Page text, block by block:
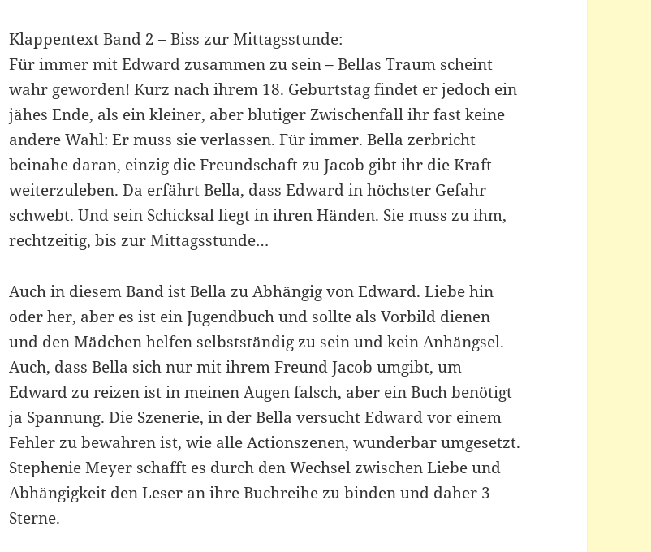
Klappentext Band 2 – Biss zur Mittagsstunde:
Für immer mit Edward zusammen zu sein – Bellas Traum scheint
wahr geworden! Kurz nach ihrem 18. Geburtstag findet er jedoch ein
jähes Ende, als ein kleiner, aber blutiger Zwischenfall ihr fast keine
andere Wahl: Er muss sie verlassen. Für immer. Bella zerbricht
beinahe daran, einzig die Freundschaft zu Jacob gibt ihr die Kraft
weiterzuleben. Da erfährt Bella, dass Edward in höchster Gefahr
schwebt. Und sein Schicksal liegt in ihren Händen. Sie muss zu ihm,
rechtzeitig, bis zur Mittagsstunde…
Auch in diesem Band ist Bella zu Abhängig von Edward. Liebe hin
oder her, aber es ist ein Jugendbuch und sollte als Vorbild dienen
und den Mädchen helfen selbstständig zu sein und kein Anhängsel.
Auch, dass Bella sich nur mit ihrem Freund Jacob umgibt, um
Edward zu reizen ist in meinen Augen falsch, aber ein Buch benötigt
ja Spannung. Die Szenerie, in der Bella versucht Edward vor einem
Fehler zu bewahren ist, wie alle Actionszenen, wunderbar umgesetzt.
Stephenie Meyer schafft es durch den Wechsel zwischen Liebe und
Abhängigkeit den Leser an ihre Buchreihe zu binden und daher 3
Sterne.